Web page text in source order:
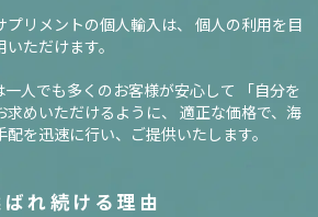
リメントの個人輸入は、 個人の利用を目
ただけます。
人でも多くのお客様が安心して
「自分を
めいただけるように、 適正な価格で、海
を迅速に行い、ご提供いたします。
れ続ける理由